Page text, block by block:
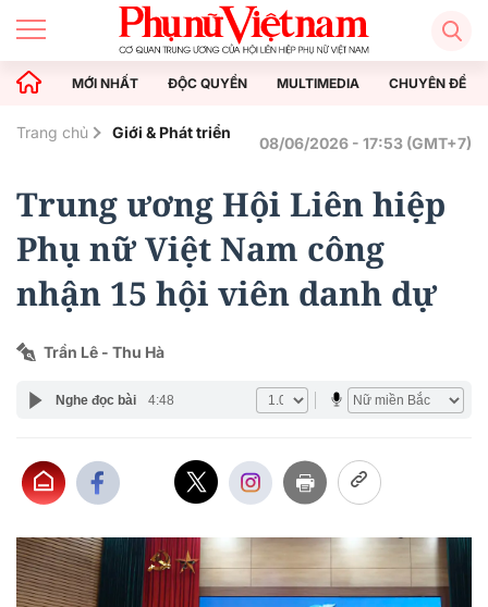
MỚI NHẤT ĐỘC QUYỀN MULTIMEDIA CHUYÊN ĐỀ
Trang chủ Giới & Phát triển
08/06/2026 - 17:53 (GMT+7)
Trung ương Hội Liên hiệp
Phụ nữ Việt Nam công
nhận 15 hội viên danh dự
Trần Lê - Thu Hà
Nghe đọc bài 4:48